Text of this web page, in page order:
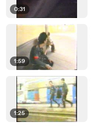
0:31
1:59
1:25